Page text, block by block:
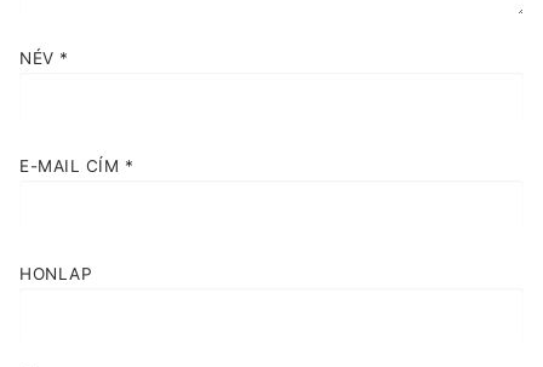
NÉV *
E-MAIL CÍM *
HONLAP